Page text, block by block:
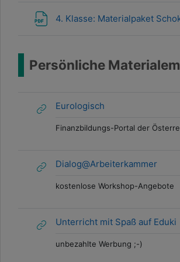
4. Klasse: Materialpaket
Persönliche
Eurologisch
Finanzbildungs-Portal der
Dialog@Arbeiterkammer
kostenlose Workshop-Angebote
Unterricht mit Spaß auf Eduki
unbezahlte Werbung ;-)